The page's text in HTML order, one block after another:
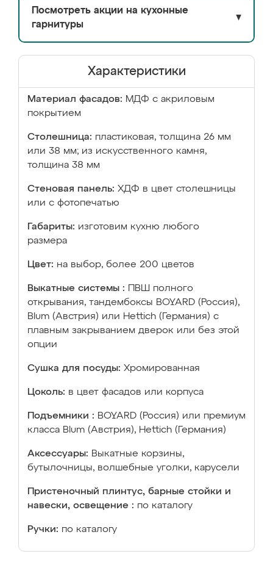
Посмотреть акции на кухонные
гарнитуры
▼
Характеристики
Материал фасадов: МДФ с акриловым
покрытием
Столешница: пластиковая, толщина 26 мм
или 38 мм; из искусственного камня,
толщина 38 мм
Стеновая панель: ХДФ в цвет столешницы
или с фотопечатью
Габариты: изготовим кухню любого
размера
Цвет: на выбор, более 200 цветов
Выкатные системы :
ПВШ полного
открывания, тандембоксы BOYARD (Россия),
Blum (Австрия) или Hettich (Германия) с
плавным закрыванием дверок или без этой
опции
Сушка для посуды: Хромированная
Цоколь: в цвет фасадов или корпуса
Подъемники : BOYARD (Россия) или премиум
класса Blum (Австрия), Hettich (Германия)
Аксессуары: Выкатные корзины,
бутылочницы, волшебные уголки, карусели
Пристеночный плинтус, барные стойки и
навески, освещение : по каталогу
Ручки: по каталогу